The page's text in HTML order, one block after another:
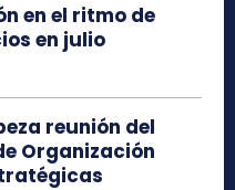
en el ritmo de
en julio
reunión del
Organización